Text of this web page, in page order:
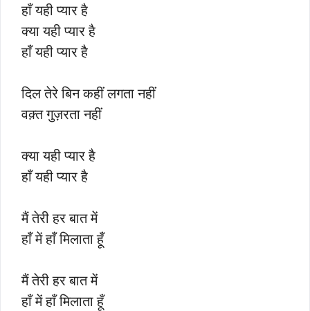
हाँ यही प्यार है
क्या यही प्यार है
हाँ यही प्यार है
दिल तेरे बिन कहीं लगता नहीं
वक़्त गुज़रता नहीं
क्या यही प्यार है
हाँ यही प्यार है
मैं तेरी हर बात में
हाँ में हाँ मिलाता हूँ
मैं तेरी हर बात में
हाँ में हाँ मिलाता हूँ